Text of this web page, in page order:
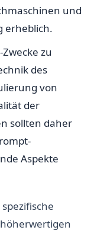
und
erheblich.
zu
des
von
der
sollten daher
Aspekte